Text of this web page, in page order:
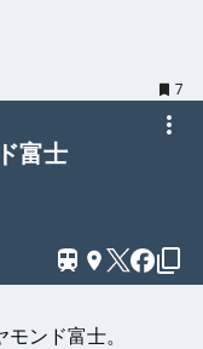
7
富士
ンド富士。